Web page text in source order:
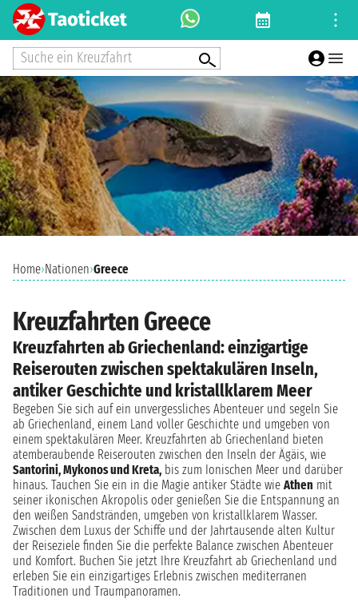
Suche ein Kreuzfahrt
Home›Nationen›Greece
Kreuzfahrten Greece
Kreuzfahrten ab Griechenland: einzigartige
Reiserouten zwischen spektakulären Inseln,
antiker Geschichte und kristallklarem Meer
Begeben Sie sich auf ein unvergessliches Abenteuer und segeln Sie
ab Griechenland, einem Land voller Geschichte und umgeben von
einem spektakulären Meer. Kreuzfahrten ab Griechenland bieten
atemberaubende Reiserouten zwischen den Inseln der Ägäis, wie
Santorini, Mykonos und Kreta, bis zum Ionischen Meer und darüber
hinaus. Tauchen Sie ein in die Magie antiker Städte wie Athen mit
seiner ikonischen Akropolis oder genießen Sie die Entspannung an
den weißen Sandstränden, umgeben von kristallklarem Wasser.
Zwischen dem Luxus der Schiffe und der Jahrtausende alten Kultur
der Reiseziele finden Sie die perfekte Balance zwischen Abenteuer
und Komfort. Buchen Sie jetzt Ihre Kreuzfahrt ab Griechenland und
erleben Sie ein einzigartiges Erlebnis zwischen mediterranen
Traditionen und Traumpanoramen.